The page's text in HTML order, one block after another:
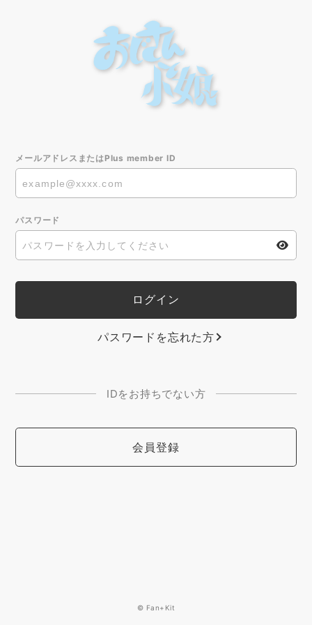
メールアドレスまたはPlus member ID
パスワード
パスワードを忘れた方
IDをお持ちでない方
会員登録
© Fan+Kit